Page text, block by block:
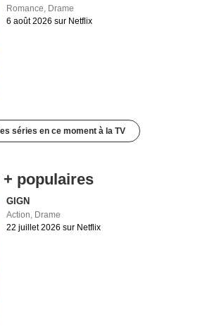
Romance, Drame
6 août 2026 sur Netflix
séries en ce moment à la TV
populaires
GIGN
Action, Drame
22 juillet 2026 sur Netflix